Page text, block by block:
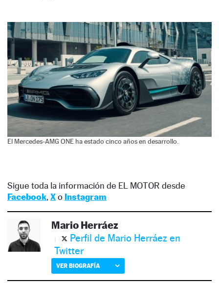
El Mercedes-AMG ONE ha estado cinco años en desarrollo.
Sigue toda la información de EL MOTOR desde
Facebook, Xo Instagram
Mario Herráez
Perfil de Mario Herráez en
Twitter
VER BIOGRAFÍA